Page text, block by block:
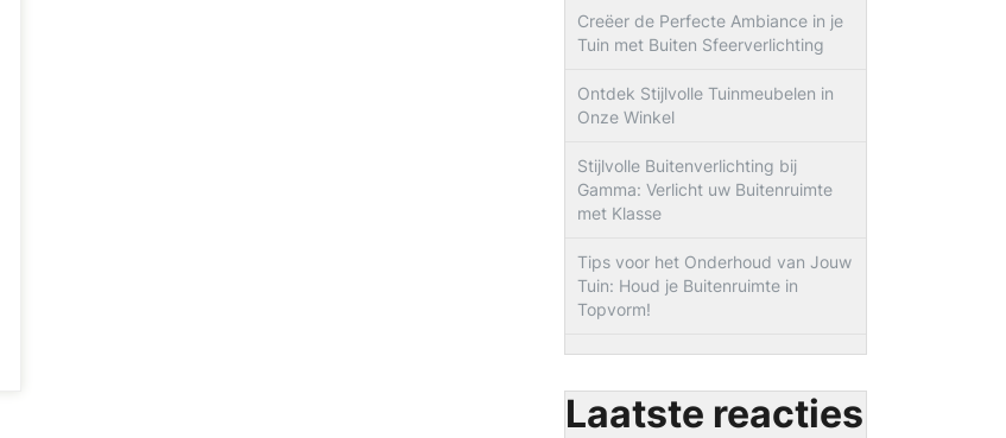
Creëer de Perfecte Ambiance in je
Tuin met Buiten Sfeerverlichting
Ontdek Stijlvolle Tuinmeubelen in
Onze Winkel
Stijlvolle Buitenverlichting bij
Gamma: Verlicht uw Buitenruimte
met Klasse
Tips voor het Onderhoud van Jouw
Tuin: Houd je Buitenruimte in
Topvorm!
Laatste reacties